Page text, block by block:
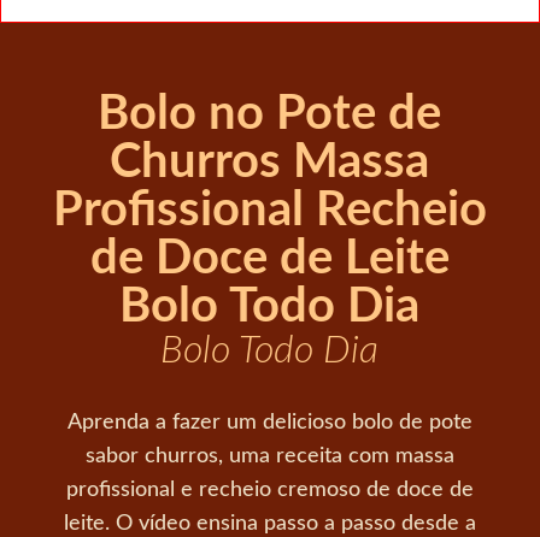
Bolo no Pote de
Churros Massa
Profissional Recheio
de Doce de Leite
Bolo Todo Dia
Bolo Todo Dia
Aprenda a fazer um delicioso bolo de pote
sabor churros, uma receita com massa
profissional e recheio cremoso de doce de
leite. O vídeo ensina passo a passo desde a